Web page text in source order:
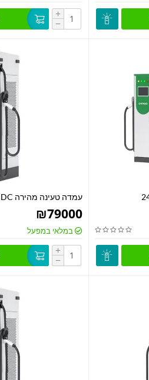
+
−
עמדה טעינה מהירה 240KW DC מסחרית
₪79000
במלאי במפעל
+
−